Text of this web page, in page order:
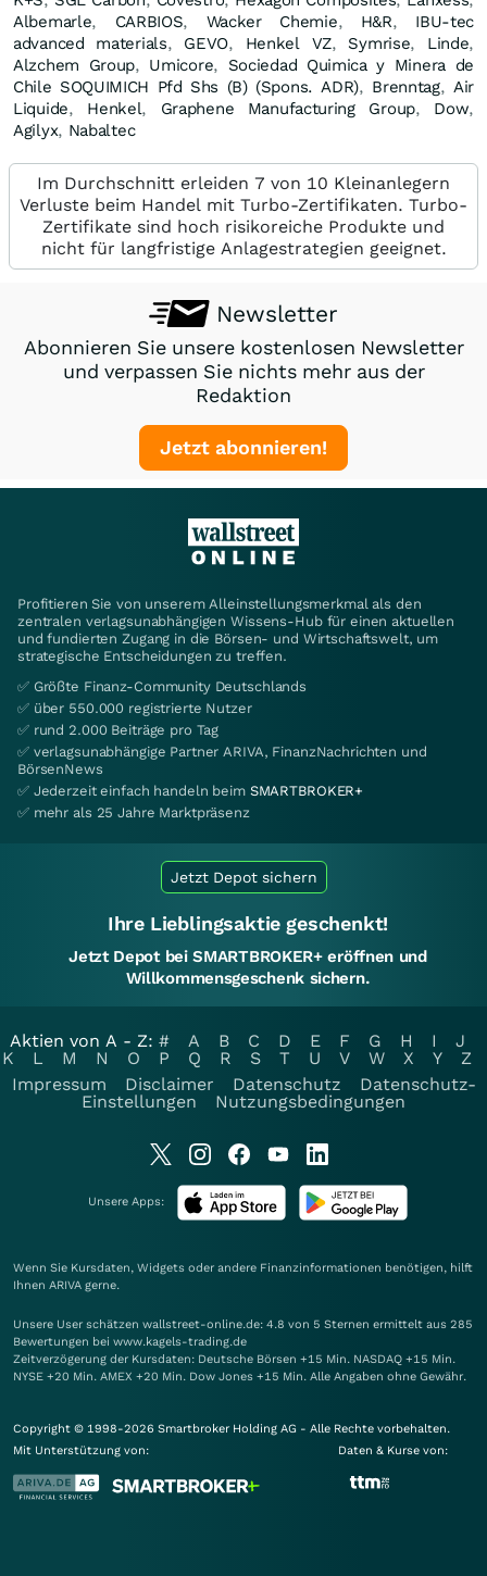
Albemarle, CARBIOS, Wacker Chemie, H&R, IBU-tec
advanced materials, GEVO, Henkel VZ, Symrise, Linde,
Alzchem Group, Umicore, Sociedad Quimica y Minera de
Chile SOQUIMICH Pfd Shs (B) (Spons. ADR), Brenntag, Air
Liquide, Henkel, Graphene Manufacturing Group, Dow,
Agilyx, Nabaltec
Im Durchschnitt erleiden 7 von 10 Kleinanlegern
Verluste beim Handel mit Turbo-Zertifikaten. Turbo-
Zertifikate sind hoch risikoreiche Produkte und
nicht für langfristige Anlagestrategien geeignet.
Newsletter
Abonnieren Sie unsere kostenlosen Newsletter
und verpassen Sie nichts mehr aus der
Redaktion
Jetzt abonnieren!
Profitieren Sie von unserem Alleinstellungsmerkmal als den
zentralen verlagsunabhängigen Wissens-Hub für einen aktuellen
und fundierten Zugang in die Börsen- und Wirtschaftswelt, um
strategische Entscheidungen zu treffen.
✅ Größte Finanz-Community Deutschlands
✅ über 550.000 registrierte Nutzer
✅ rund 2.000 Beiträge pro Tag
✅ verlagsunabhängige Partner ARIVA, FinanzNachrichten und
BörsenNews
✅ Jederzeit einfach handeln beim SMARTBROKER+
✅ mehr als 25 Jahre Marktpräsenz
Jetzt Depot sichern
Ihre Lieblingsaktie geschenkt!
Jetzt Depot bei SMARTBROKER+ eröffnen und
Willkommensgeschenk sichern.
Aktien von A - Z: # A B C D E F G H I
J
K
L M N O P Q R S T U V W X Y
Z
Impressum
Disclaimer Datenschutz
Datenschutz-
Einstellungen
Nutzungsbedingungen
Unsere Apps:
Wenn Sie Kursdaten, Widgets oder andere Finanzinformationen benötigen, hilft
Ihnen ARIVA gerne.
Unsere User schätzen wallstreet-online.de: 4.8 von 5 Sternen ermittelt aus 285
Bewertungen bei www.kagels-trading.de
Zeitverzögerung der Kursdaten: Deutsche Börsen +15 Min. NASDAQ +15 Min.
NYSE +20 Min. AMEX +20 Min. Dow Jones +15 Min. Alle Angaben ohne Gewähr.
Copyright © 1998-2026 Smartbroker Holding AG - Alle Rechte vorbehalten.
Mit Unterstützung von:
Daten & Kurse von: